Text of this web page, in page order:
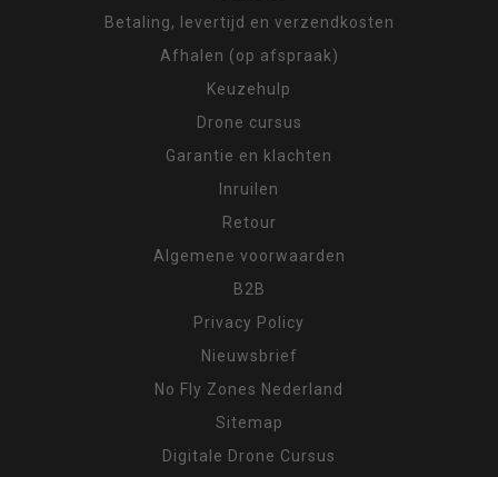
Betaling, levertijd en verzendkosten
Afhalen (op afspraak)
Keuzehulp
Drone cursus
Garantie en klachten
Inruilen
Retour
Algemene voorwaarden
B2B
Privacy Policy
Nieuwsbrief
No Fly Zones Nederland
Sitemap
Digitale Drone Cursus